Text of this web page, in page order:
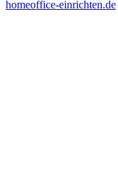
homeoffice-einrichten.de